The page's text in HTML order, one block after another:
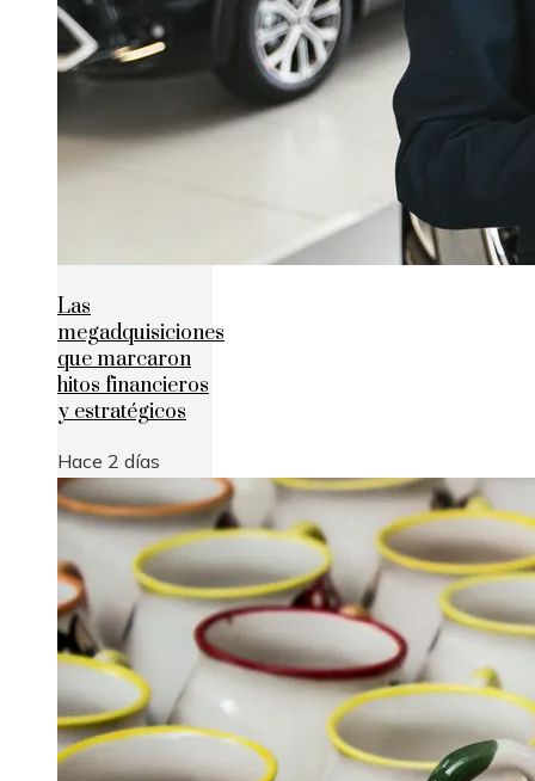
Las
megadquisiciones
que marcaron
hitos financieros
y estratégicos
Hace 2 días